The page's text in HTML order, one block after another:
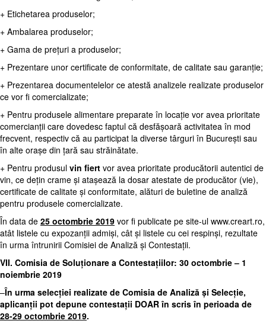
+ Etichetarea produselor;
+ Ambalarea produselor;
+ Gama de prețuri a produselor;
+ Prezentare unor certificate de conformitate, de calitate sau garanție;
+ Prezentarea documentelelor ce atestă analizele realizate produselor
ce vor fi comercializate;
+ Pentru produsele alimentare preparate în locație vor avea prioritate
comercianții care dovedesc faptul că desfășoară activitatea în mod
frecvent, respectiv că au participat la diverse târguri în București sau
în alte orașe din țară sau străinătate.
+ Pentru produsul vin fiert vor avea prioritate producătorii autentici de
vin, ce dețin crame și atașează la dosar atestate de producător (vie),
certificate de calitate și conformitate, alături de buletine de analiză
pentru produsele comercializate.
În data de 25 octombrie 2019 vor fi publicate pe site-ul www.creart.ro,
atât listele cu expozanții admiși, cât și listele cu cei respinși, rezultate
în urma întrunirii Comisiei de Analiză și Contestații.
VII. Comisia de Soluționare a Contestațiilor: 30 octombrie – 1
noiembrie 2019
–În urma selecției realizate de Comisia de Analiză și Selecție,
aplicanții pot depune contestații DOAR în scris în perioada de
28-29 octombrie 2019.